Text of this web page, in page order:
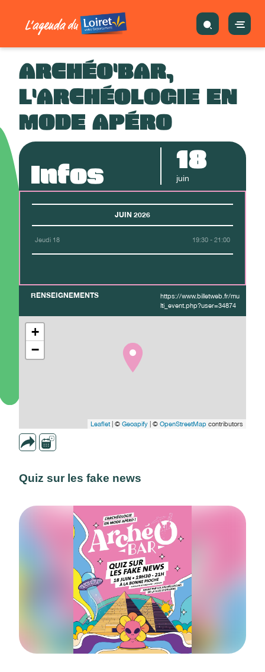
ARCHÉO'BAR,
L'ARCHÉOLOGIE EN
MODE APÉRO
Infos 18
juin
JUIN 2026
Jeudi 18 19:30 - 21:00
RENSEIGNEMENTS
https://www.billetweb.fr/mu
lti_event.php?user=34874
+
−
Leaflet| © Geoapify | © OpenStreetMap contributors
Quiz sur les fake news